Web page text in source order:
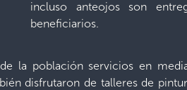
incluso anteojos son
beneficiarios.
la población servicios en
disfrutaron de talleres de